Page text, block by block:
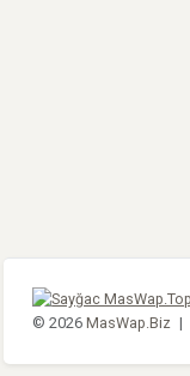
© 2026MasWap.Biz |